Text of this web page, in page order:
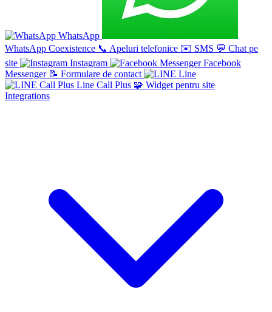
WhatsApp
WhatsApp Coexistence 📞 Apeluri telefonice ✉️ SMS 💬 Chat pe
site
Instagram
Facebook
Messenger 📝 Formulare de contact
Line
Line Call Plus 🧩 Widget pentru site
Integrations